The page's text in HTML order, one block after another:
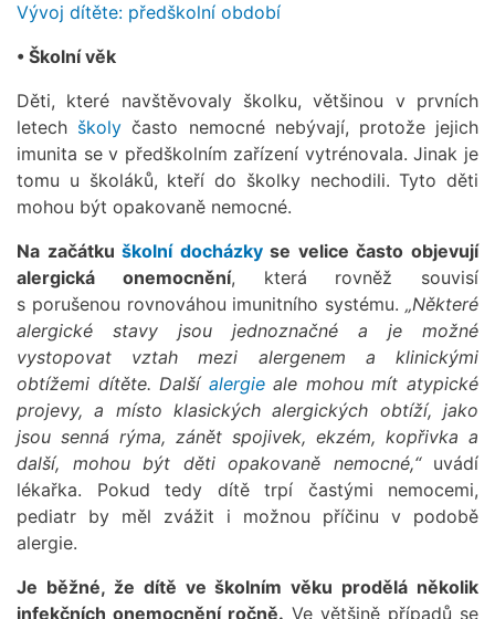
Vývoj dítěte: předškolní období
• Školní věk
Děti, které navštěvovaly školku, většinou v prvních
letech školy často nemocné nebývají, protože jejich
imunita se v předškolním zařízení vytrénovala. Jinak je
tomu u školáků, kteří do školky nechodili. Tyto děti
mohou být opakovaně nemocné.
Na začátkuškolní docházkyse velice často objevují
alergická onemocnění, která rovněž souvisí
s porušenou rovnováhou imunitního systému. „Některé
alergické stavy jsou jednoznačné a je možné
vystopovat vztah mezi alergenem a klinickými
obtížemi dítěte. Další alergieale mohou mít atypické
projevy, a místo klasických alergických obtíží, jako
jsou senná rýma, zánět spojivek, ekzém, kopřivka a
další, mohou být děti opakovaně nemocné,“uvádí
lékařka. Pokud tedy dítě trpí častými nemocemi,
pediatr by měl zvážit i možnou příčinu v podobě
alergie.
Je běžné, že dítě ve školním věku prodělá několik
infekčních onemocnění ročně. Ve většině případů se